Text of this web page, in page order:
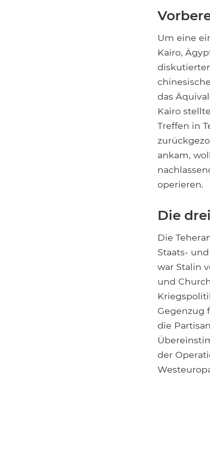
Um eine
Kairo,
das
Kairo
Treffen in
ankam,
operieren.
Die
Die
Staats-
war Stalin
und
Gegenzug
die
der